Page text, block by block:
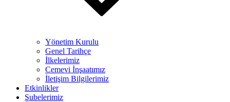
Yönetim Kurulu
Genel Tarihçe
İlkelerimiz
Cemevi İnşaatımız
İletişim Bilgilerimiz
Etkinlikler
Şubelerimiz